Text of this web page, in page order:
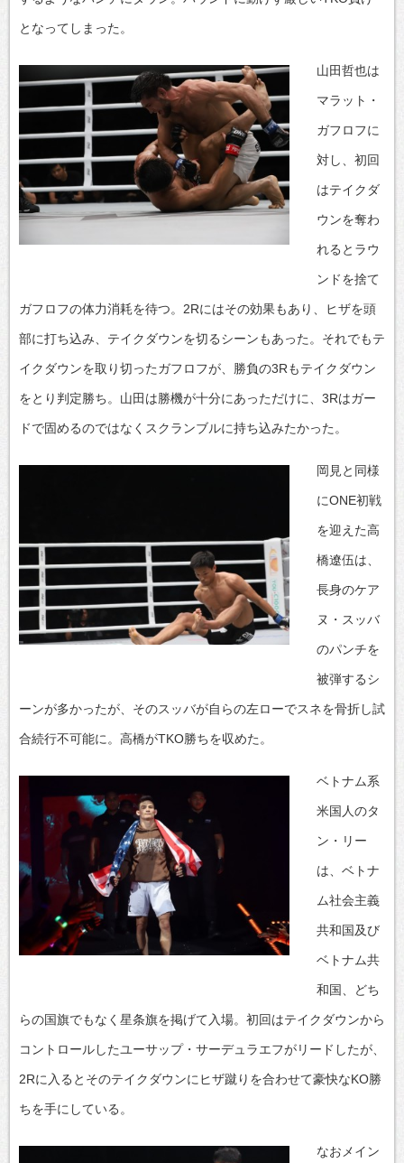
となってしまった。
山田哲也は
マラット・
ガフロフに
対し、初回
はテイクダ
ウンを奪わ
れるとラウ
ンドを捨て
ガフロフの体力消耗を待つ。2Rにはその効果もあり、ヒザを頭
部に打ち込み、テイクダウンを切るシーンもあった。それでもテ
イクダウンを取り切ったガフロフが、勝負の3Rもテイクダウン
をとり判定勝ち。山田は勝機が十分にあっただけに、3Rはガー
ドで固めるのではなくスクランブルに持ち込みたかった。
岡見と同様
にONE初戦
を迎えた高
橋遼伍は、
長身のケア
ヌ・スッバ
のパンチを
被弾するシ
ーンが多かったが、そのスッバが自らの左ローでスネを骨折し試
合続行不可能に。高橋がTKO勝ちを収めた。
ベトナム系
米国人のタ
ン・リー
は、ベトナ
ム社会主義
共和国及び
ベトナム共
和国、どち
らの国旗でもなく星条旗を掲げて入場。初回はテイクダウンから
コントロールしたユーサップ・サーデュラエフがリードしたが、
2Rに入るとそのテイクダウンにヒザ蹴りを合わせて豪快なKO勝
ちを手にしている。
なおメイン